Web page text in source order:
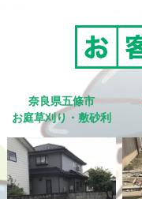
奈良県五條市
お庭草刈り・敷砂利